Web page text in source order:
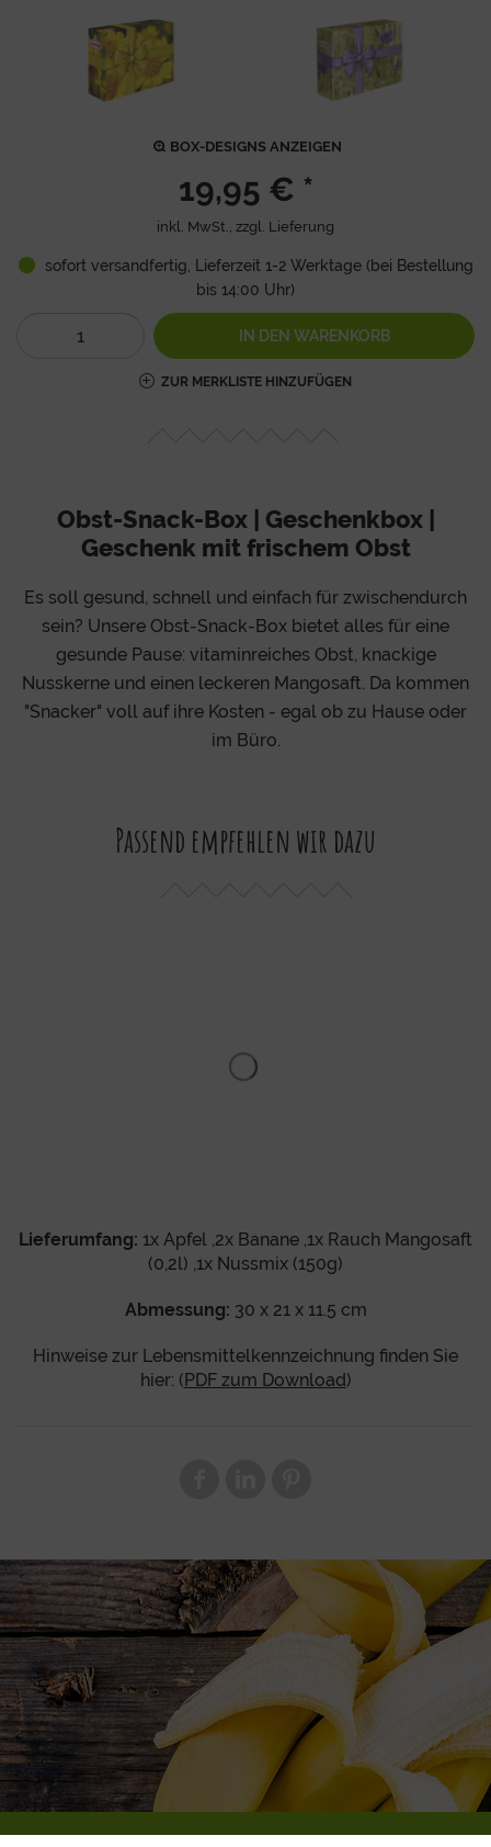
BOX-DESIGNS ANZEIGEN
19,95 € *
inkl. MwSt., zzgl. Lieferung
sofort versandfertig, Lieferzeit 1-2 Werktage (bei Bestellung
bis 14:00 Uhr)
IN DEN WARENKORB
ZUR MERKLISTE HINZUFÜGEN
Obst-Snack-Box | Geschenkbox |
Geschenk mit frischem Obst
Es soll gesund, schnell und einfach für zwischendurch
sein? Unsere Obst-Snack-Box bietet alles für eine
gesunde Pause: vitaminreiches Obst, knackige
Nusskerne und einen leckeren Mangosaft. Da kommen
"Snacker" voll auf ihre Kosten - egal ob zu Hause oder
im Büro.
Passend empfehlen wir dazu
Lieferumfang: 1x Apfel ,2x Banane ,1x Rauch Mangosaft
(0,2l) ,1x Nussmix (150g)
Abmessung: 30 x 21 x 11.5 cm
Hinweise zur Lebensmittelkennzeichnung finden Sie
hier: (PDF zum Download)